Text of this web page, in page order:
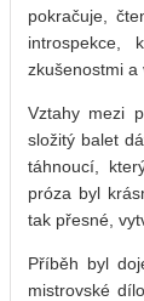
pokračuje,
introspekce,
zkušenostmi a
Vztahy mezi
složitý balet
táhnoucí,
próza byl
tak přesné,
Příběh byl
mistrovské